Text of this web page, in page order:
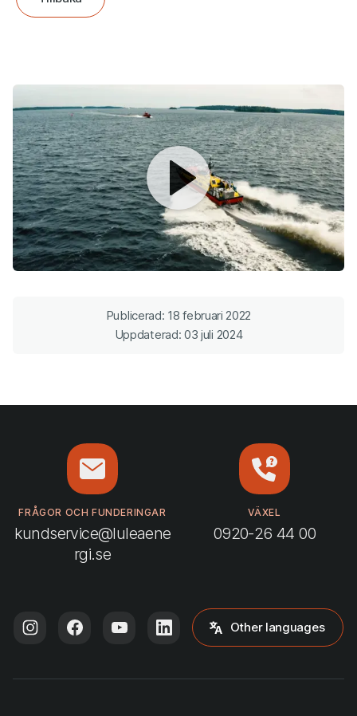
Publicerad: 18 februari 2022
Uppdaterad: 03 juli 2024
FRÅGOR OCH FUNDERINGAR
kundservice@luleaene
rgi.se
VÄXEL
0920-26 44 00
Other languages